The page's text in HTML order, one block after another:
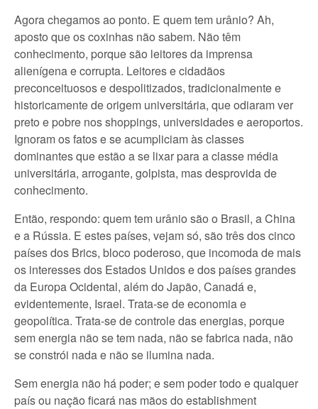
Agora chegamos ao ponto. E quem tem urânio? Ah,
aposto que os coxinhas não sabem. Não têm
conhecimento, porque são leitores da imprensa
alienígena e corrupta. Leitores e cidadãos
preconceituosos e despolitizados, tradicionalmente e
historicamente de origem universitária, que odiaram ver
preto e pobre nos shoppings, universidades e aeroportos.
Ignoram os fatos e se acumpliciam às classes
dominantes que estão a se lixar para a classe média
universitária, arrogante, golpista, mas desprovida de
conhecimento.
Então, respondo: quem tem urânio são o Brasil, a China
e a Rússia. E estes países, vejam só, são três dos cinco
países dos Brics, bloco poderoso, que incomoda de mais
os interesses dos Estados Unidos e dos países grandes
da Europa Ocidental, além do Japão, Canadá e,
evidentemente, Israel. Trata-se de economia e
geopolítica. Trata-se de controle das energias, porque
sem energia não se tem nada, não se fabrica nada, não
se constrói nada e não se ilumina nada.
Sem energia não há poder; e sem poder todo e qualquer
país ou nação ficará nas mãos do establishment